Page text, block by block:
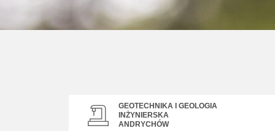
GEOTECHNIKA I GEOLOGIA
INŻYNIERSKA
ANDRYCHÓW